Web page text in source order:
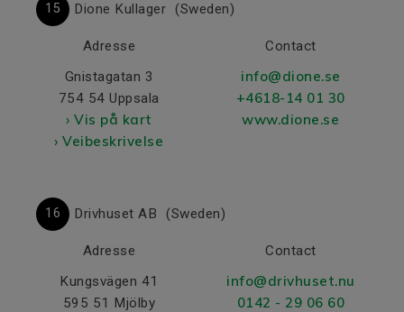
15 Dione Kullager (Sweden)
Adresse
Gnistagatan 3
754 54 Uppsala
› Vis på kart
› Veibeskrivelse
Contact
info@dione.se
+4618-14 01 30
www.dione.se
16 Drivhuset AB (Sweden)
Adresse
Kungsvägen 41
595 51 Mjölby
Contact
info@drivhuset.nu
0142 - 29 06 60